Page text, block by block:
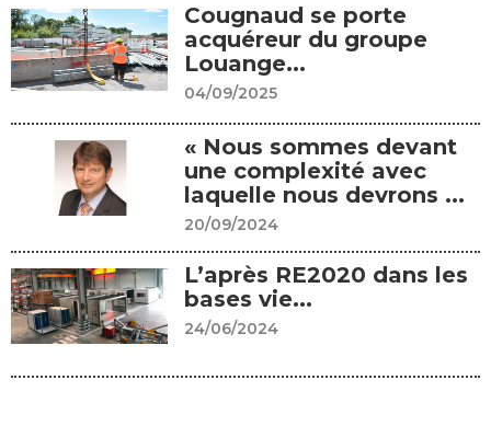
Cougnaud se porte
acquéreur du groupe
Louange...
04/09/2025
« Nous sommes devant
une complexité avec
laquelle nous devrons ...
20/09/2024
L’après RE2020 dans les
bases vie...
24/06/2024